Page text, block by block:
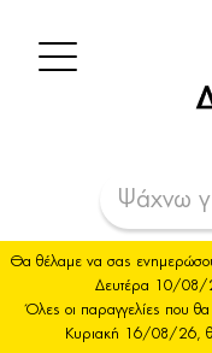
Θα θέλαμε να σας
Δευτέρα 10/08/
Όλες οι παραγγελίες που
Κυριακή 16/08/26,